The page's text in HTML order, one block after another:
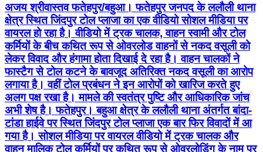
अजय श्रीवास्तव फतेहपुर/बहुआ। फतेहपुर जनपद के ललौली थाना
क्षेत्र स्थित जिंदपुर टोल प्लाजा का एक वीडियो सोशल मीडिया पर
वायरल हो रहा है। वीडियो में ट्रक चालक, वाहन स्वामी और टोल
कर्मियों के बीच कथित रूप से ओवरलोड वाहनों से नकद वसूली को
लेकर विवाद और हंगामा होता दिखाई दे रहा है। वाहन चालकों ने
फास्टैग से टोल कटने के बावजूद अतिरिक्त नकद वसूली का आरोप
लगाया है। वहीं टोल प्रबंधन ने इन आरोपों को खारिज करते हुए
अलग पक्ष रखा है। मामले की स्वतंत्र पुष्टि और आधिकारिक जांच
अभी शेष है। फतेहपुर। बहुआ क्षेत्र के ललौली थाना अंतर्गत बांदा-
टांडा हाईवे पर स्थित जिंदपुर टोल प्लाजा एक बार फिर विवादों में आ
गया है। सोशल मीडिया पर वायरल वीडियो में ट्रक चालक और
वाहन मालिक टोल कर्मियों पर कथित रूप से ओवरलोडिंग के नाम पर